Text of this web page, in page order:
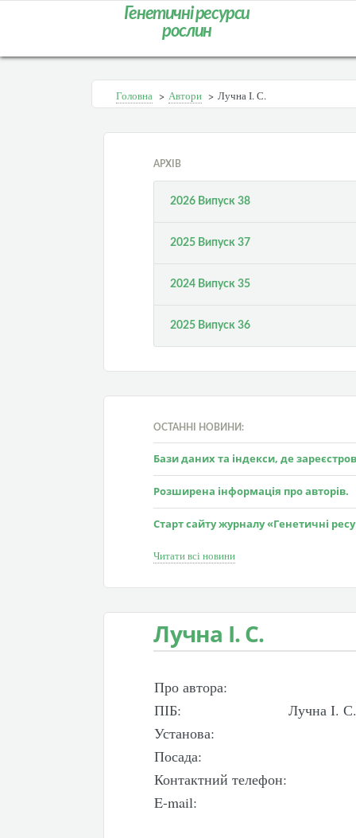
Генетичні ресурси
рослин
Головна > Автори > Лучна І. С.
АРХІВ
2026 Випуск 38
2025 Випуск 37
2024 Випуск 35
2025 Випуск 36
ОСТАННІ НОВИНИ:
Бази даних та індекси, де
Розширена інформація про авторів.
Старт сайту журналу «Генетичні
Читати всі новини
Лучна І. С.
Про автора:
ПІБ:
Лучна І.
Установа:
Посада:
Контактний телефон:
E-mail: